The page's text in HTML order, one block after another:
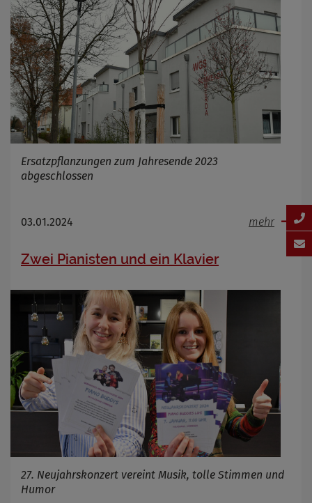
Ersatzpflanzungen zum Jahresende 2023
abgeschlossen
03.01.2024 mehr
Zwei Pianisten und ein Klavier
27. Neujahrskonzert vereint Musik, tolle Stimmen und
Humor